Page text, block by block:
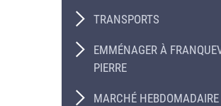
TRANSPORTS
EMMÉNAGER À
PIERRE
MARCHÉ HEBDOMADAIRE